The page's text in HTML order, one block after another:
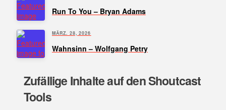
Run To You – Bryan Adams
MÄRZ. 28, 2026
Wahnsinn – Wolfgang Petry
Zufällige Inhalte auf den Shoutcast
Tools